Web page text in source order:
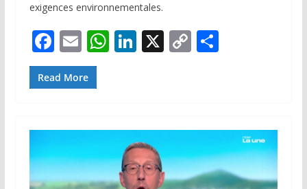
exigences environnementales.
F
ac
e
o
o
k
E
m
ai
W
A
p
p
Li
dI
n
X C
Li
n
k
P
er
Read More